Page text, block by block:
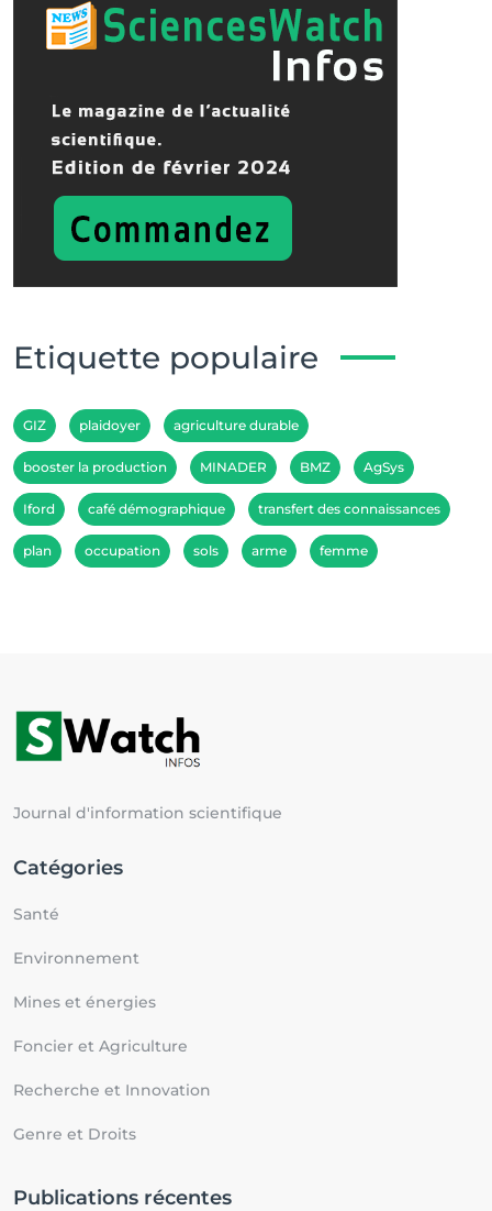
Etiquette populaire
GIZ plaidoyer agriculture durable
booster la production MINADER BMZ AgSys
Iford café démographique transfert des connaissances
plan occupation sols arme femme
Journal d'information scientifique
Catégories
Santé
Environnement
Mines et énergies
Foncier et Agriculture
Recherche et Innovation
Genre et Droits
Publications récentes